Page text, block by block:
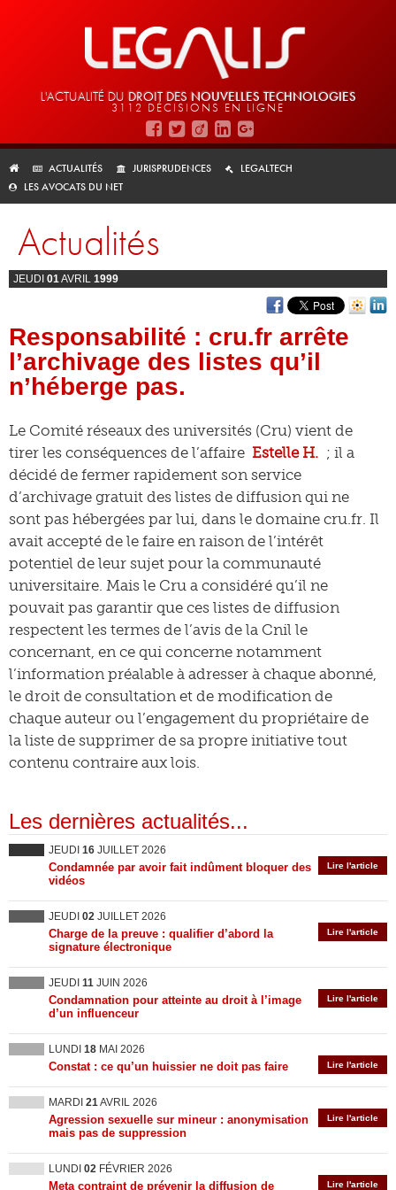
L'ACTUALITÉ DU DROIT DES NOUVELLES TECHNOLOGIES
3112 DÉCISIONS EN LIGNE
ACTUALITÉS JURISPRUDENCES
LEGALTECH
LES AVOCATS DU NET
Actualités
JEUDI 01AVRIL 1999
Responsabilité : cru.fr arrête
l’archivage des listes qu’il
n’héberge pas.
Le Comité réseaux des universités (Cru) vient de
tirer les conséquences de l’affaire Estelle H. ; il a
décidé de fermer rapidement son service
d’archivage gratuit des listes de diffusion qui ne
sont pas hébergées par lui, dans le domaine cru.fr. Il
avait accepté de le faire en raison de l’intérêt
potentiel de leur sujet pour la communauté
universitaire. Mais le Cru a considéré qu’il ne
pouvait pas garantir que ces listes de diffusion
respectent les termes de l’avis de la Cnil le
concernant, en ce qui concerne notamment
l’information préalable à adresser à chaque abonné,
le droit de consultation et de modification de
chaque auteur ou l’engagement du propriétaire de
la liste de supprimer de sa propre initiative tout
contenu contraire aux lois.
Les dernières actualités...
JEUDI 16 JUILLET 2026
Lire l'article
Condamnée par avoir fait indûment bloquer des
vidéos
JEUDI 02 JUILLET 2026
Lire l'article
Charge de la preuve : qualifier d’abord la
signature électronique
JEUDI 11 JUIN 2026
Lire l'article
Condamnation pour atteinte au droit à l’image
d’un influenceur
LUNDI 18 MAI 2026
Lire l'article
Constat : ce qu’un huissier ne doit pas faire
MARDI 21AVRIL 2026
Lire l'article
Agression sexuelle sur mineur : anonymisation
mais pas de suppression
LUNDI 02 FÉVRIER 2026
Lire l'article
Meta contraint de prévenir la diffusion de